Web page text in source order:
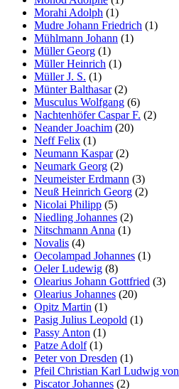
Morahi Adolph (1)
Mudre Johann Friedrich (1)
Mühlmann Johann (1)
Müller Georg (1)
Müller Heinrich (1)
Müller J. S. (1)
Münter Balthasar(2)
Musculus Wolfgang (6)
Nachtenhöfer Caspar F. (2)
Neander Joachim (20)
Neff Felix (1)
Neumann Kaspar(2)
Neumark Georg (2)
Neumeister Erdmann (3)
Neuß Heinrich Georg (2)
Nicolai Philipp (5)
Niedling Johannes (2)
Nitschmann Anna (1)
Novalis (4)
Oecolampad Johannes (1)
Oeler Ludewig (8)
Olearius Johann Gottfried (3)
Olearius Johannes (20)
Opitz Martin (1)
Pasig Julius Leopold (1)
Passy Anton (1)
Patze Adolf(1)
Peter von Dresden (1)
Pfeil Christian Karl Ludwig von
Piscator Johannes (2)